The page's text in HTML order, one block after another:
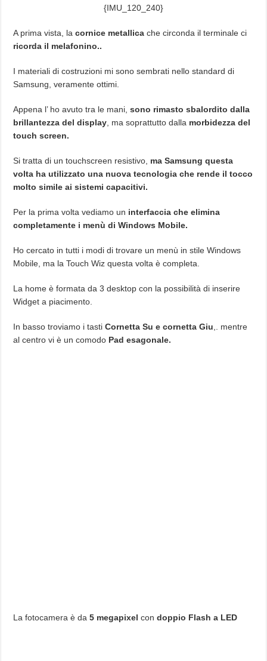
{IMU_120_240}
A prima vista, lacornice metallica che circonda il terminale ci
ricorda il melafonino..
I materiali di costruzioni mi sono sembrati nello standard di
Samsung, veramente ottimi.
Appena l’ ho avuto tra le mani,sono rimasto sbalordito dalla
brillantezza del display , ma soprattutto dalla morbidezza del
touch screen.
Si tratta di un touchscreen resistivo, ma Samsung questa
volta ha utilizzato una nuova tecnologia che rende il tocco
molto simile ai sistemi capacitivi.
Per la prima volta vediamo un interfaccia che elimina
completamente i menù di Windows Mobile.
Ho cercato in tutti i modi di trovare un menù in stile Windows
Mobile, ma la Touch Wiz questa volta è completa.
La home è formata da 3 desktop con la possibilità di inserire
Widget a piacimento.
In basso troviamo i tastiCornetta Su e cornetta Giu ,. mentre
al centro vi è un comodo Pad esagonale.
La fotocamera è da5 megapixel condoppio Flash a LED